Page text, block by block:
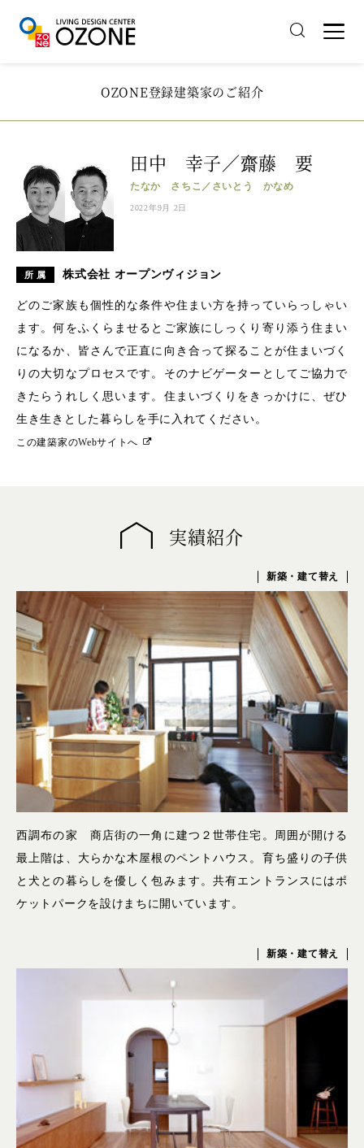
OZONE登録建築家のご紹介
田中 幸子／齋藤 要
たなか さちこ／さいとう かなめ
2022年9月 2日
所 属 株式会社 オープンヴィジョン
どのご家族も個性的な条件や住まい方を持っていらっしゃい
ます。何をふくらませるとご家族にしっくり寄り添う住まい
になるか、皆さんで正直に向き合って探ることが住まいづく
りの大切なプロセスです。そのナビゲーターとしてご協力で
きたらうれしく思います。住まいづくりをきっかけに、ぜひ
生き生きとした暮らしを手に入れてください。
この建築家のWebサイトへ
実績紹介
新築・建て替え
西調布の家 商店街の一角に建つ２世帯住宅。周囲が開ける
最上階は、大らかな木屋根のペントハウス。育ち盛りの子供
と犬との暮らしを優しく包みます。共有エントランスにはポ
ケットパークを設けまちに開いています。
新築・建て替え